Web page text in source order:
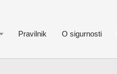
Pravilnik O sigurnosti